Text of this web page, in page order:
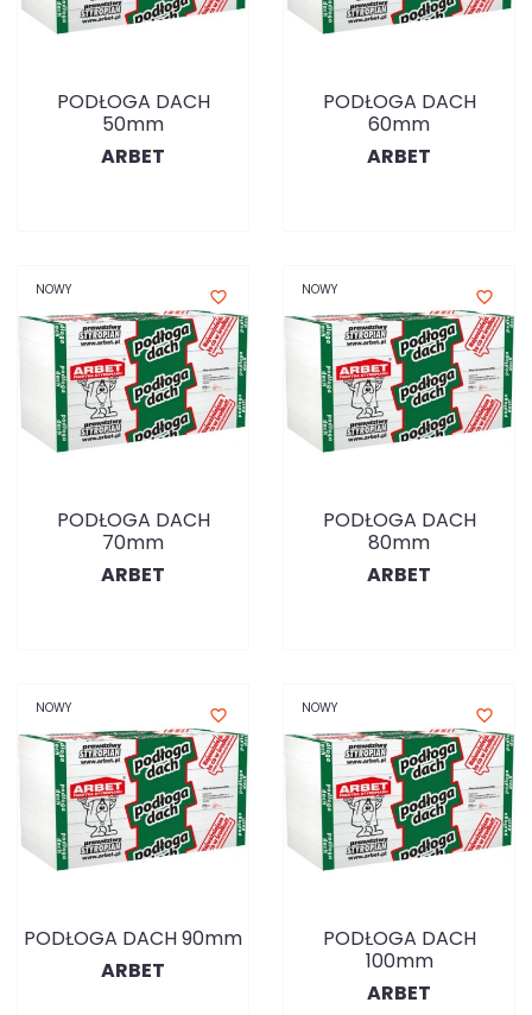
PODŁOGA DACH
50mm
ARBET
PODŁOGA DACH
60mm
ARBET
NOWY favorite_border
PODŁOGA DACH
70mm
ARBET
NOWY favorite_border
PODŁOGA DACH
80mm
ARBET
NOWY favorite_border
PODŁOGA DACH 90mm
ARBET
NOWY favorite_border
PODŁOGA DACH
100mm
ARBET